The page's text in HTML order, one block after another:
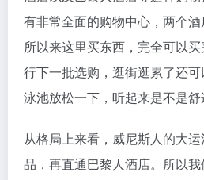
有非常全面的购物中心，两个酒
所以来这里买东西，完全可以
行下一批选购，逛街逛累了还
泳池放松一下，听起来是不是舒
从格局上来看，威尼斯人的大
品，再直通巴黎人酒店。所以